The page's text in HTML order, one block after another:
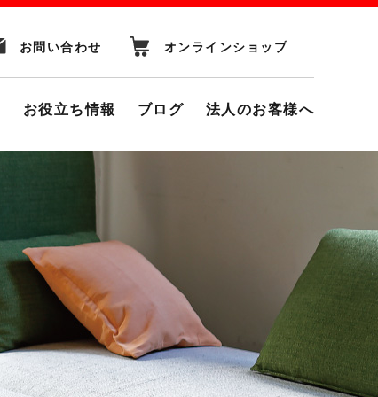
お問い合わせ オンラインショップ
お役立ち情報 ブログ 法人のお客様へ